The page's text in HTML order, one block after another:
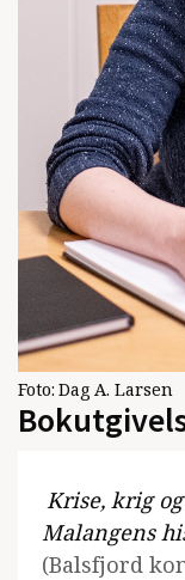
Foto: Dag A. Larsen
Krise, krig
Malangens
(Balsfjord